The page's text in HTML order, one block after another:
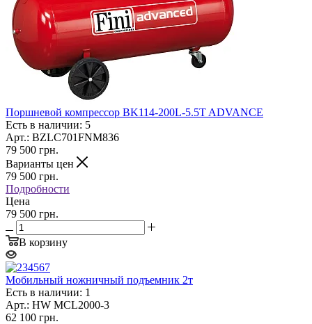
Поршневой компрессор BK114-200L-5.5T ADVANCE
Есть в наличии: 5
Арт.: BZLC701FNM836
79 500 грн.
Варианты цен
79 500 грн.
Подробности
Цена
79 500 грн.
В корзину
Мобильный ножничный подъемник 2т
Есть в наличии: 1
Арт.: HW MCL2000-3
62 100 грн.